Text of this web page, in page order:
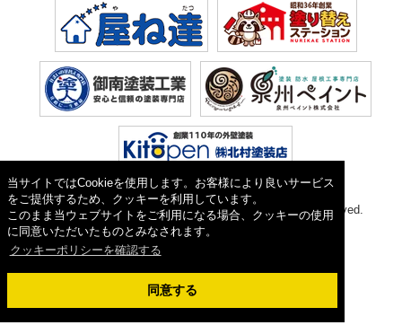
当サイトではCookieを使用します。お客様により良いサービス
をご提供するため、クッキーを利用しています。
このまま当ウェブサイトをご利用になる場合、クッキーの使用
に同意いただいたものとみなされます。
クッキーポリシーを確認する
同意する
Copyright © 2026 塗り達(株式会社 植田). All Rights Reserved.